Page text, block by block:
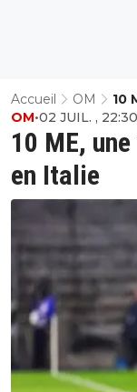
Accueil OM
10
10 ME,
en Italie
OM•02 JUIL. , 22:30